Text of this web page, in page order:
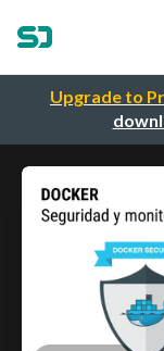
Upgrade to